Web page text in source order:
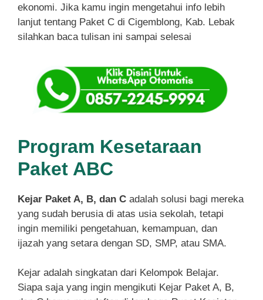
ekonomi. Jika kamu ingin mengetahui info lebih
lanjut tentang Paket C di Cigemblong, Kab. Lebak
silahkan baca tulisan ini sampai selesai
Program Kesetaraan
Paket ABC
Kejar Paket A, B, dan C adalah solusi bagi mereka
yang sudah berusia di atas usia sekolah, tetapi
ingin memiliki pengetahuan, kemampuan, dan
ijazah yang setara dengan SD, SMP, atau SMA.
Kejar adalah singkatan dari Kelompok Belajar.
Siapa saja yang ingin mengikuti Kejar Paket A, B,